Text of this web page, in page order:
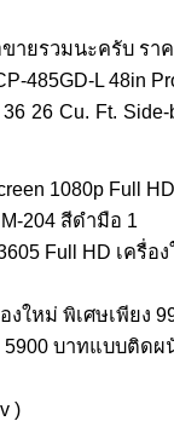
ขายรวมนะครับ ร
485GD-L 48in
26 Cu. Ft.
1080p Full
204 สีดำมือ 1
Full HD เครื่อ
งใหม่ พิเศษเพียง
5900 บาทแบบติด
)